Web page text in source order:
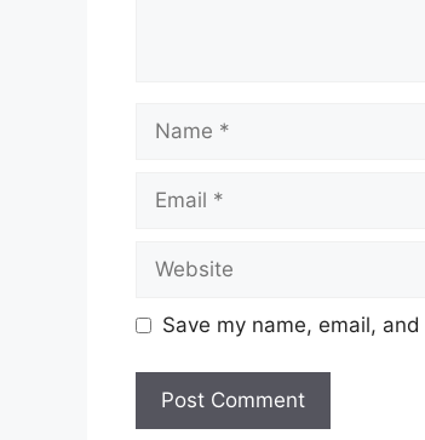
Save my name, email,